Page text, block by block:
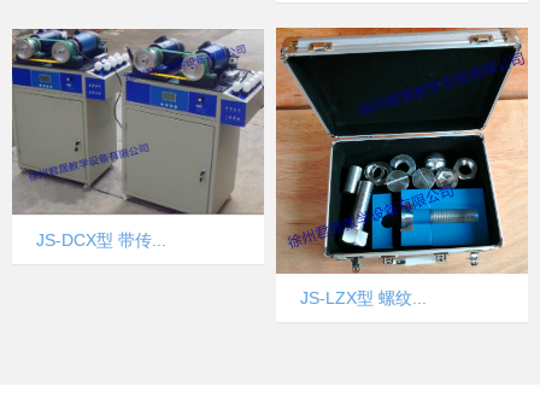
JS-DCX型 带传...
JS-LZX型 螺纹...